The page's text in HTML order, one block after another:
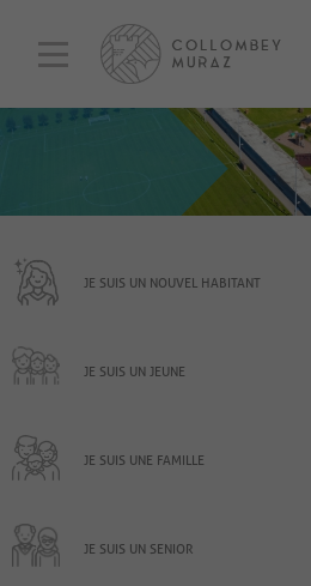
JE SUIS UN NOUVEL HABITANT
JE SUIS UN JEUNE
JE SUIS UNE FAMILLE
JE SUIS UN SENIOR